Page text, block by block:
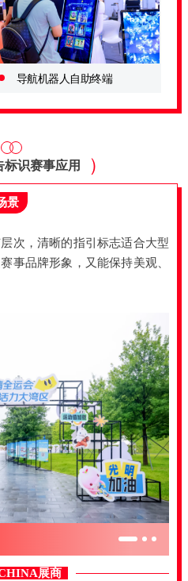
导航机器人自助终端
标识赛事应用 ）
景
次，清晰的指引标志适合大型
事品牌形象，又能保持美观、
展商